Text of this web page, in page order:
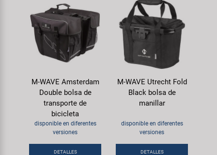
M-WAVE Amsterdam
Double bolsa de
transporte de
bicicleta
disponible en diferentes
versiones
DETALLES
M-WAVE Utrecht Fold
Black bolsa de
manillar
disponible en diferentes
versiones
DETALLES